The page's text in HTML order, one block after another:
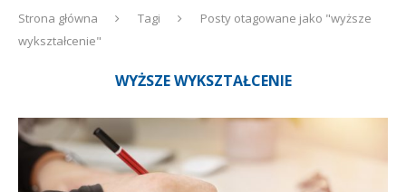
Strona główna Tagi
Posty otagowane jako "wyższe
wykształcenie"
WYŻSZE WYKSZTAŁCENIE